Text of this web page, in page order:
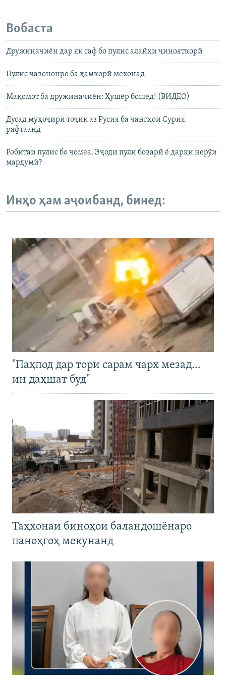
Вобаста
Дружиначиён дар як саф бо пулис алайҳи ҷинояткорӣ
Пулис ҷавононро ба ҳамкорӣ мехонад
Мақомот ба дружиначиён: Ҳушёр бошед! (ВИДЕО)
Дусад муҳоҷири тоҷик аз Русия ба ҷангҳои Сурия
рафтаанд
Робитаи пулис бо ҷомеа. Эҷоди пули боварӣ ё дарки нерӯи
мардумӣ?
Инҳо ҳам аҷоибанд, бинед:
"Паҳпод дар тори сарам чарх мезад…
ин даҳшат буд"
Таҳхонаи биноҳои баландошёнаро
паноҳгоҳ мекунанд